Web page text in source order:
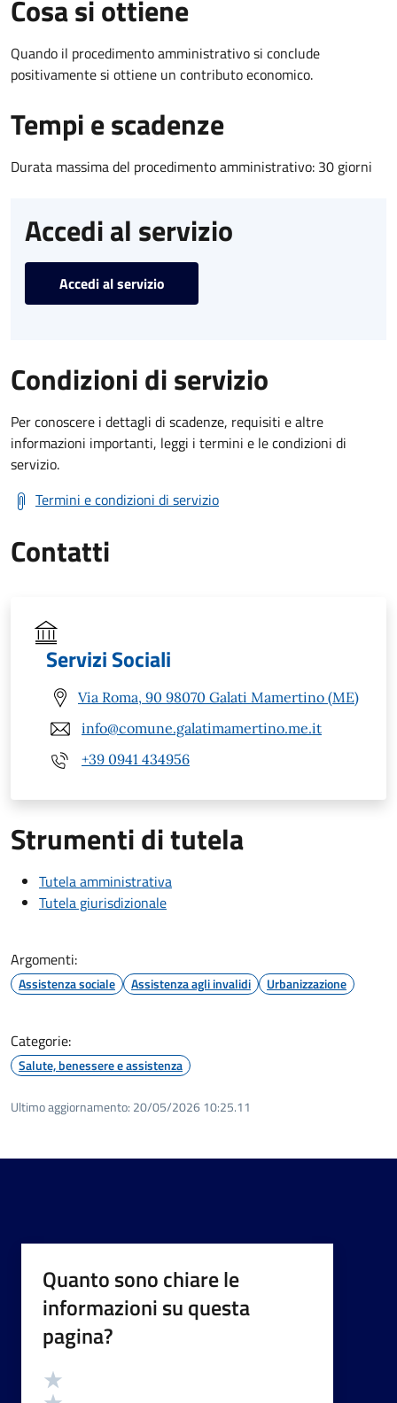
Cosa si ottiene
Quando il procedimento amministrativo si conclude
positivamente si ottiene un contributo economico.
Tempi e scadenze
Durata massima del procedimento amministrativo: 30 giorni
Accedi al servizio
Accedi al servizio
Condizioni di servizio
Per conoscere i dettagli di scadenze, requisiti e altre
informazioni importanti, leggi i termini e le condizioni di
servizio.
Termini e condizioni di servizio
Contatti
Servizi Sociali
Via Roma, 90 98070 Galati Mamertino (ME)
info@comune.galatimamertino.me.it
+39 0941 434956
Strumenti di tutela
Tutela amministrativa
Tutela giurisdizionale
Argomenti:
Assistenza sociale Assistenza agli invalidi Urbanizzazione
Categorie:
Salute, benessere e assistenza
Ultimo aggiornamento: 20/05/2026 10:25.11
Quanto sono chiare le
informazioni su questa
pagina?
Valutazione